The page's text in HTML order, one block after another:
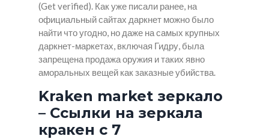
(Get verified). Как уже писали ранее, на
официальный сайтах даркнет можно было
найти что угодно, но даже на самых крупных
даркнет-маркетах, включая Гидру, была
запрещена продажа оружия и таких явно
аморальных вещей как заказные убийства.
Kraken market зеркало
– Ссылки на зеркала
кракен с 7